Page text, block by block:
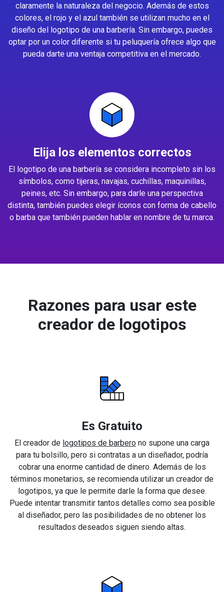
claramente la naturaleza del negocio. Además de estos
colores, el rojo y el azul también se utilizan mucho en el
diseño del logotipo de una barbería. Sin embargo, puedes
optar por un color diferente si tu peluquería ofrece algo que
pueda darte una ventaja competitiva en el mercado.
Elija los elementos correctos
El logotipo de una barbería se considera incompleto sin los
símbolos, como tijeras, navajas, cuchillas, maquinillas,
peines, etc. Sin embargo, para darle una perspectiva
distinta, también puedes elegir íconos con forma de cabello
o barba que también pueden hablar en nombre de tu marca.
Razones para usar este
creador de logotipos
Es Gratuito
El creador de logotipos de barbero no supone una carga
para tu bolsillo, pero si contratas a un diseñador, podría
cobrar una enorme cantidad de dinero. Además de los
términos monetarios, se recomienda utilizar un creador de
logotipos, ya que le permite darle la forma que desee.
Puede intentar transmitir tantos detalles como sea posible
al diseñador, pero las posibilidades de no obtener los
resultados deseados siguen siendo altas.